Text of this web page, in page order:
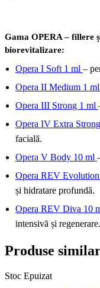
Gama OPERA – fillere
biorevitalizare:
Opera I Soft 1 ml –
Opera II Medium 1 ml
Opera III Strong 1 ml
Opera IV Extra
facială.
Opera V Body 10 ml
Opera REV
și hidratare profundă.
Opera REV Diva 10
intensivă și regenerare.
Produse
Stoc Epuizat